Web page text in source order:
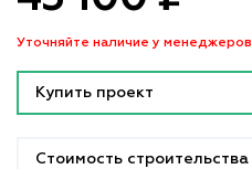
Уточняйте наличие у менеджеров
Купить проект
Стоимость строительства